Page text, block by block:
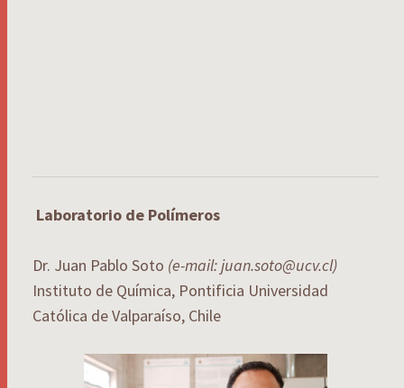
Laboratorio de Polímeros
Dr. Juan Pablo Soto (e-mail: juan.soto@ucv.cl)
Instituto de Química, Pontificia Universidad
Católica de Valparaíso, Chile